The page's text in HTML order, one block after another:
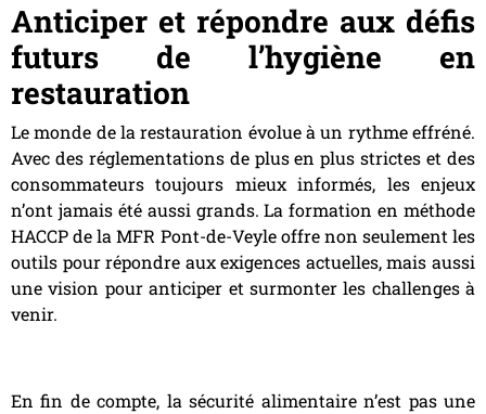
Anticiper et répondre aux défis
futurs de l’hygiène en
restauration
Le monde de la restauration évolue à un rythme effréné.
Avec des réglementations de plus en plus strictes et des
consommateurs toujours mieux informés, les enjeux
n’ont jamais été aussi grands. La formation en méthode
HACCP de la MFR Pont-de-Veyle offre non seulement les
outils pour répondre aux exigences actuelles, mais aussi
une vision pour anticiper et surmonter les challenges à
venir.
En fin de compte, la sécurité alimentaire n’est pas une